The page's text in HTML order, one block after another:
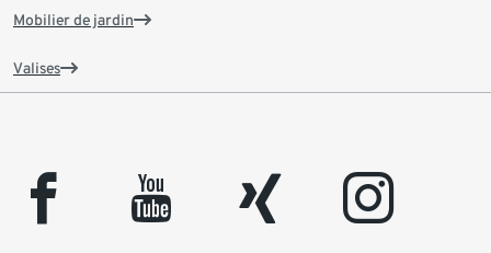
Mobilier de jardin
Valises
facebook youtube xing instagram